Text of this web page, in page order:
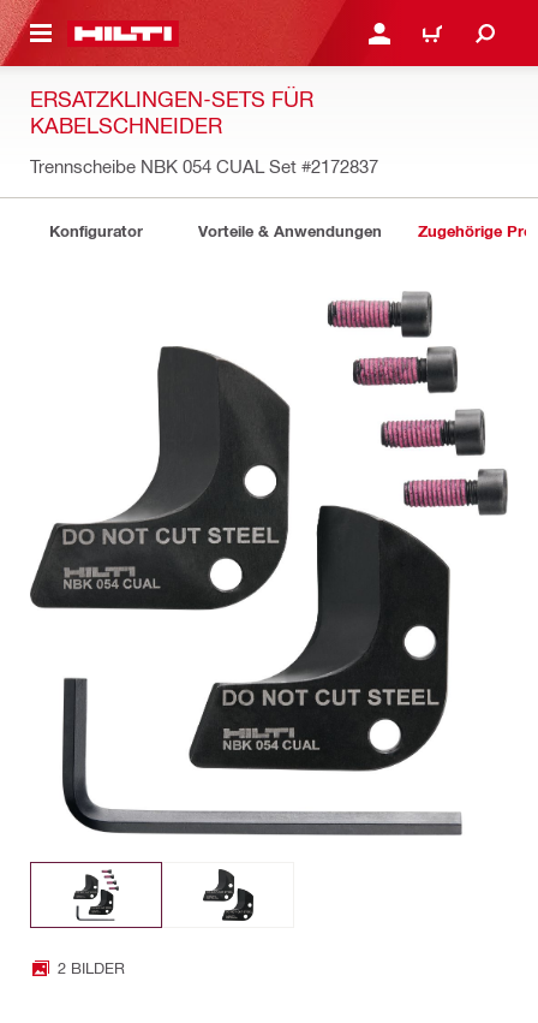
ANMELDEN ODER
WARENKORB
ERSATZKLINGEN-SETS FÜR
KABELSCHNEIDER
Trennscheibe NBK 054 CUAL Set #2172837
Konfigurator Vorteile & Anwendungen Zugehörige
2 BILDER